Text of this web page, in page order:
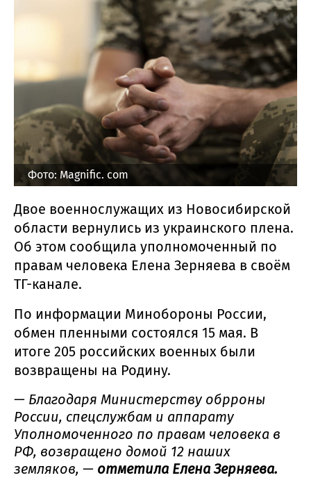
Фото: Magnific. com
Двое военнослужащих из Новосибирской
области вернулись из украинского плена.
Об этом сообщила уполномоченный по
правам человека Елена Зерняева в своём
ТГ-канале.
По информации Минобороны России,
обмен пленными состоялся 15 мая. В
итоге 205 российских военных были
возвращены на Родину.
— Благодаря Министерству обрроны
России, спецслужбам и аппарату
Уполномоченного по правам человека в
РФ, возвращено домой 12 наших
земляков, — отметила Елена Зерняева.